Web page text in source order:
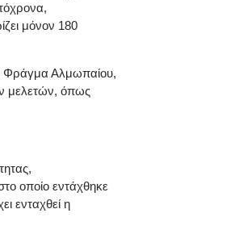
μόνον 180
Φράγμα Αλμωπαίου,
μελετών, όπως
οποίο εντάχθηκε
ενταχθεί η